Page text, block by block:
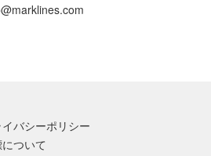
バシーポリシー
ついて